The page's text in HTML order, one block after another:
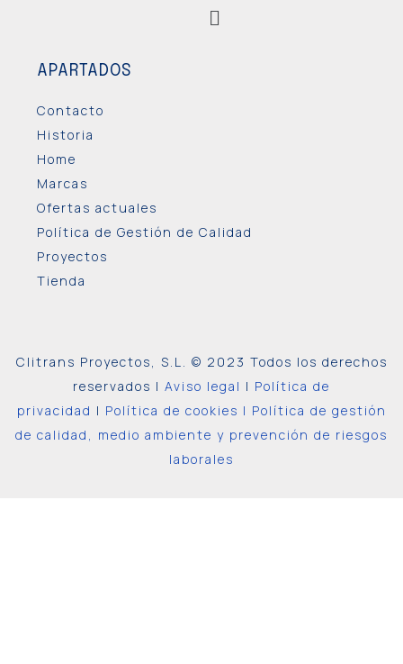
APARTADOS
Contacto
Historia
Home
Marcas
Ofertas actuales
Política de Gestión de Calidad
Proyectos
Tienda
Clitrans Proyectos, S.L. © 2023 Todos los derechos
reservados | Aviso legal | Política de
privacidad | Política de cookies | Política de gestión
de calidad, medio ambiente y prevención de riesgos
laborales